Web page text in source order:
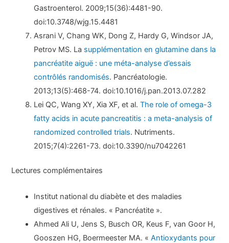
Gastroenterol. 2009;15(36):4481-90.
doi:10.3748/wjg.15.4481
Asrani V, Chang WK, Dong Z, Hardy G, Windsor JA,
Petrov MS. La supplémentation en glutamine dans la
pancréatite aiguë : une méta-analyse d’essais
contrôlés randomisés. Pancréatologie.
2013;13(5):468-74. doi:10.1016/j.pan.2013.07.282
Lei QC, Wang XY, Xia XF, et al.The role of omega-3
fatty acids in acute pancreatitis : a meta-analysis of
randomized controlled trials. Nutriments.
2015;7(4):2261-73. doi:10.3390/nu7042261
Lectures complémentaires
Institut national du diabète et des maladies
digestives et rénales. « Pancréatite ».
Ahmed Ali U, Jens S, Busch OR, Keus F, van Goor H,
Gooszen HG, Boermeester MA. «Antioxydants pour